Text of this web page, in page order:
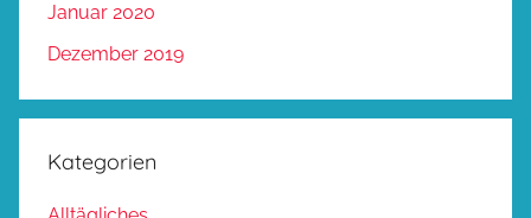
Januar 2020
Dezember 2019
Kategorien